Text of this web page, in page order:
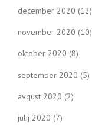
december 2020 (12)
november 2020 (10)
oktober 2020 (8)
september 2020 (5)
avgust 2020 (2)
julij 2020 (7)